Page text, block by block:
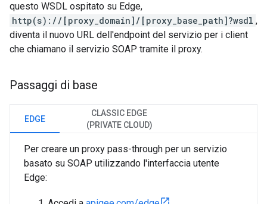
questo WSDL ospitato su Edge,
http(s)://[proxy_domain]/[proxy_base_path]?wsdl ,
diventa il nuovo URL dell'endpoint del servizio per i client
che chiamano il servizio SOAP tramite il proxy.
Passaggi di base
EDGE
CLASSIC EDGE
(PRIVATE CLOUD)
Per creare un proxy pass-through per un servizio
basato su SOAP utilizzando l'interfaccia utente
Edge: